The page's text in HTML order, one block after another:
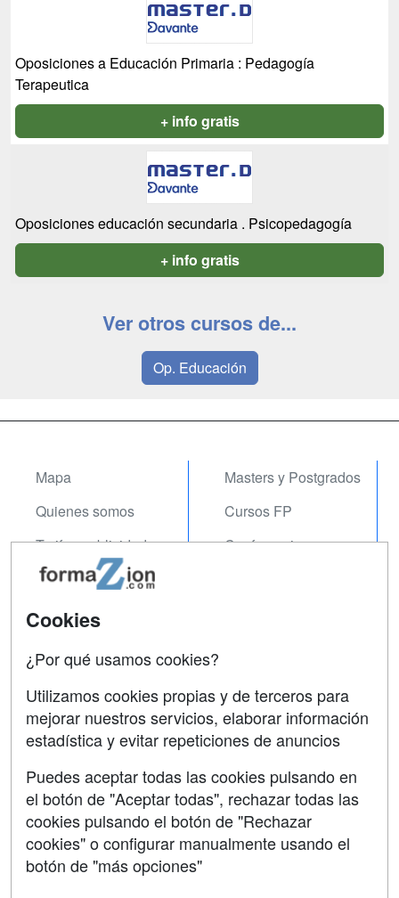
Oposiciones a Educación Primaria : Pedagogía
Terapeutica
+ info gratis
Oposiciones educación secundaria . Psicopedagogía
+ info gratis
Ver otros cursos de...
Op. Educación
Mapa
Quienes somos
Tarifas publicidad
Acceso Usuarios
Acceso Centros
Masters y Postgrados
Cursos FP
Conferencias
Contactar
Confidencialidad
Aviso legal
Copyleft
Cookies
¿Por qué usamos cookies?
Utilizamos cookies propias y de terceros para
mejorar nuestros servicios, elaborar información
estadística y evitar repeticiones de anuncios
Puedes aceptar todas las cookies pulsando en
el botón de "Aceptar todas", rechazar todas las
cookies pulsando el botón de "Rechazar
cookies" o configurar manualmente usando el
botón de "más opciones"